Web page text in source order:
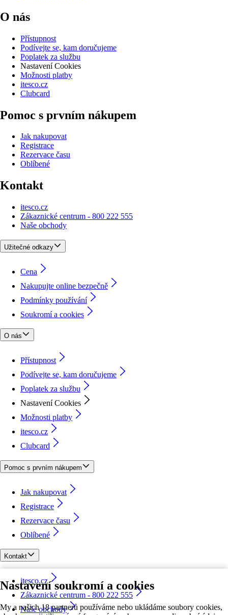
Nastavení soukromí a cookies
My a našich 18 partnerů používáme nebo ukládáme soubory cookies,
O nás
Přístupnost
Podívejte se, kam doručujeme
Poplatek za službu
Nastavení Cookies
Možnosti platby
itesco.cz
Clubcard
Pomoc s prvním nákupem
Jak nakupovat
Registrace
Rezervace času
Oblíbené
Kontakt
itesco.cz
Zákaznické centrum - 800 222 555
Naše obchody
Užitečné odkazy
Cena
Nakupujte online bezpečně
Podmínky používání
Soukromí a cookies
O nás
Přístupnost
Podívejte se, kam doručujeme
Poplatek za službu
Nastavení Cookies
Možnosti platby
itesco.cz
Clubcard
Pomoc s prvním nákupem
Jak nakupovat
Registrace
Rezervace času
Oblíbené
Kontakt
itesco.cz
Zákaznické centrum - 800 222 555
Naše obchody